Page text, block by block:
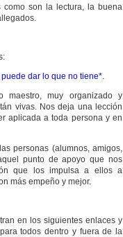
son la lectura, la buena
dar lo que no tiene*.
maestro, muy organizado y
vivas. Nos deja una lección
aplicada a toda persona y en
personas (alumnos, amigos,
punto de apoyo que nos
que los impulsa a ellos a
más empeño y mejor.
en los siguientes enlaces y
todos dentro y fuera de la